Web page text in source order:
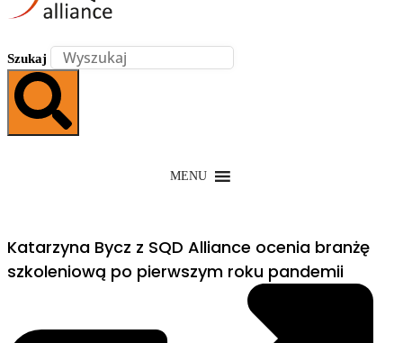
Szukaj
MENU
Katarzyna Bycz z SQD Alliance ocenia branżę
szkoleniową po pierwszym roku pandemii